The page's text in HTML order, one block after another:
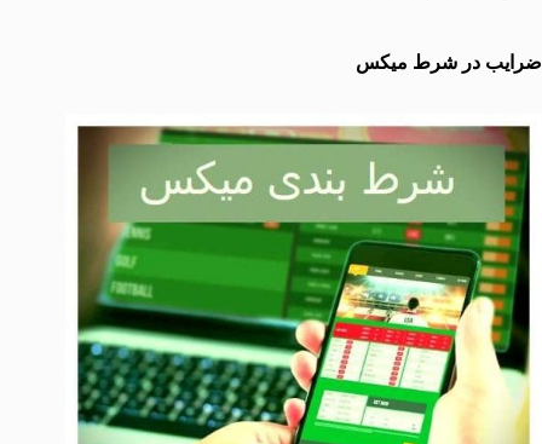
ضرایب در شرط میکس